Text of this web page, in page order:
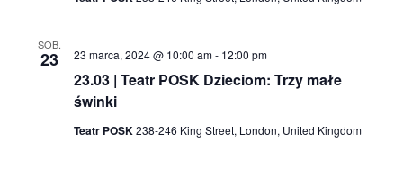
SOB.
23
23.03 | Teatr POSK Dzieciom: Trzy małe
świnki
23 marca, 2024 @ 10:00 am- 12:00 pm
Teatr POSK238-246 King Street, London, United Kingdom